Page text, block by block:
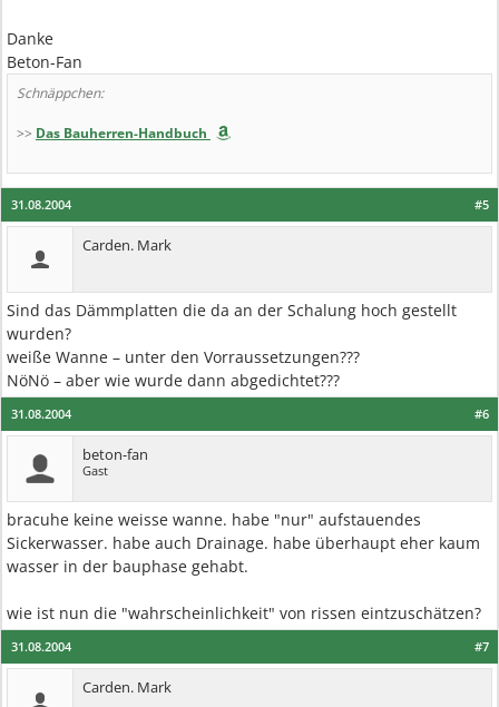
Danke
Beton-Fan
Schnäppchen:
>> Das Bauherren-Handbuch
#5
31.08.2004
Carden. Mark
Sind das Dämmplatten die da an der Schalung hoch gestellt
wurden?
weiße Wanne – unter den Vorraussetzungen???
NöNö – aber wie wurde dann abgedichtet???
#6
31.08.2004
beton-fan
Gast
bracuhe keine weisse wanne. habe "nur" aufstauendes
Sickerwasser. habe auch Drainage. habe überhaupt eher kaum
wasser in der bauphase gehabt.
wie ist nun die "wahrscheinlichkeit" von rissen eintzuschätzen?
#7
31.08.2004
Carden. Mark